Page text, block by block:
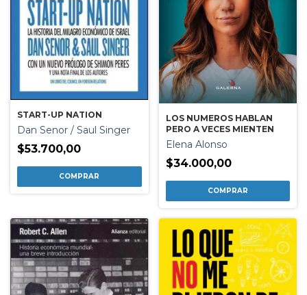
START-UP NATION
Dan Senor / Saul Singer
$53.700,00
LOS NUMEROS HABLAN
PERO A VECES MIENTEN
Elena Alonso
$34.000,00